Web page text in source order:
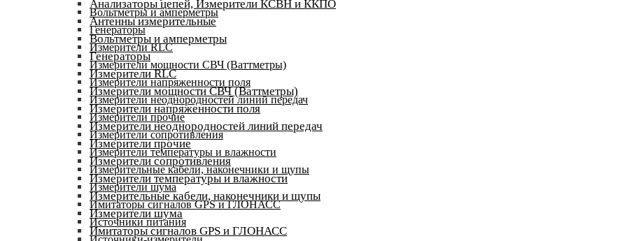
Вольтметры и амперметры
Генераторы
Измерители RLC
Измерители мощности СВЧ (Ваттметры)
Измерители напряженности поля
Измерители неоднородностей линий передач
Измерители прочие
Измерители сопротивления
Измерители температуры и влажности
Измерительные кабели, наконечники и щупы
Измерители шума
Имитаторы сигналов GPS и ГЛОНАСС
Источники питания
Анализаторы цепей, Измерители КСВН и ККПО
Антенны измерительные
Вольтметры и амперметры
Генераторы
Измерители RLC
Измерители мощности СВЧ (Ваттметры)
Измерители напряженности поля
Измерители неоднородностей линий передач
Измерители прочие
Измерители сопротивления
Измерители температуры и влажности
Измерительные кабели, наконечники и щупы
Измерители шума
Имитаторы сигналов GPS и ГЛОНАСС